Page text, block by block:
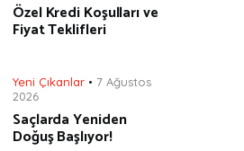
Özel Kredi Koşulları ve
Fiyat Teklifleri
Yeni Çıkanlar
7 Ağustos
2026
Saçlarda Yeniden
Doğuş Başlıyor!